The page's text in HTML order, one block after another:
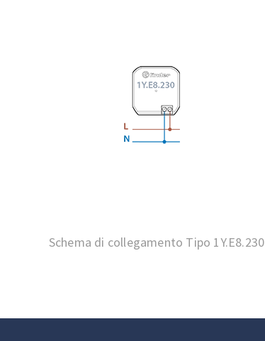
Schema di collegamento Tipo 1Y.E8.230